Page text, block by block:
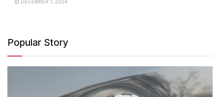
DECEMBER 1, 2024
Popular Story